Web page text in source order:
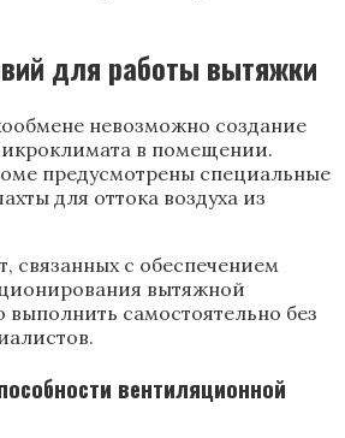
для работы вытяжки
невозможно создание
в помещении.
предусмотрены специальные
для оттока воздуха из
связанных с обеспечением
вытяжной
самостоятельно без
вентиляционной